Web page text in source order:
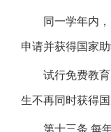
同一学年内
申请并获得国家
试行免费教
生不再同时获得国
第十三条 每